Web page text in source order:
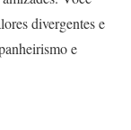
divergentes e
e